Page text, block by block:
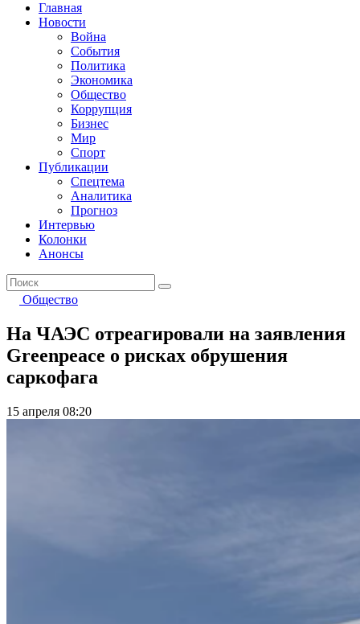
Главная
Новости
Война
События
Политика
Экономика
Общество
Коррупция
Бизнес
Мир
Спорт
Публикации
Спецтема
Аналитика
Прогноз
Интервью
Колонки
Анонсы
Общество
На ЧАЭС отреагировали на заявления
Greenpeace о рисках обрушения
саркофага
15 апреля 08:20